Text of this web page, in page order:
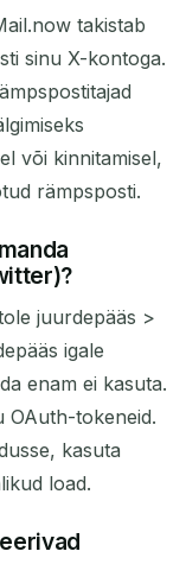
takistab
sinu X-kontoga.
või kinnitamisel,
rämpsposti.
juurdepääs >
igale
enam ei kasuta.
OAuth-tokeneid.
kasuta
load.